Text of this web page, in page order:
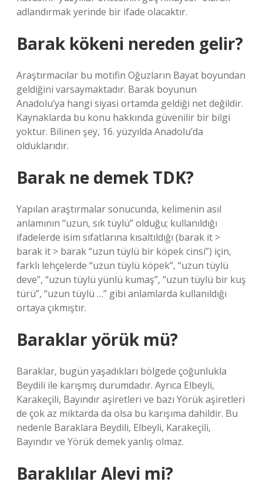
adlandırmak yerinde bir ifade olacaktır.
Barak kökeni nereden gelir?
Araştırmacılar bu motifin Oğuzların Bayat boyundan
geldiğini varsaymaktadır. Barak boyunun
Anadolu’ya hangi siyasi ortamda geldiği net değildir.
Kaynaklarda bu konu hakkında güvenilir bir bilgi
yoktur. Bilinen şey, 16. yüzyılda Anadolu’da
olduklarıdır.
Barak ne demek TDK?
Yapılan araştırmalar sonucunda, kelimenin asıl
anlamının “uzun, sık tüylü” olduğu; kullanıldığı
ifadelerde isim sıfatlarına kısaltıldığı (barak it >
barak it > barak “uzun tüylü bir köpek cinsi”) için,
farklı lehçelerde “uzun tüylü köpek”, “uzun tüylü
deve”, “uzun tüylü yünlü kumaş”, “uzun tüylü bir kuş
türü”, “uzun tüylü …” gibi anlamlarda kullanıldığı
ortaya çıkmıştır.
Baraklar yörük mü?
Baraklar, bugün yaşadıkları bölgede çoğunlukla
Beydili ile karışmış durumdadır. Ayrıca Elbeyli,
Karakeçili, Bayındır aşiretleri ve bazı Yörük aşiretleri
de çok az miktarda da olsa bu karışıma dahildir. Bu
nedenle Baraklara Beydili, Elbeyli, Karakeçili,
Bayındır ve Yörük demek yanlış olmaz.
Baraklılar Alevi mi?